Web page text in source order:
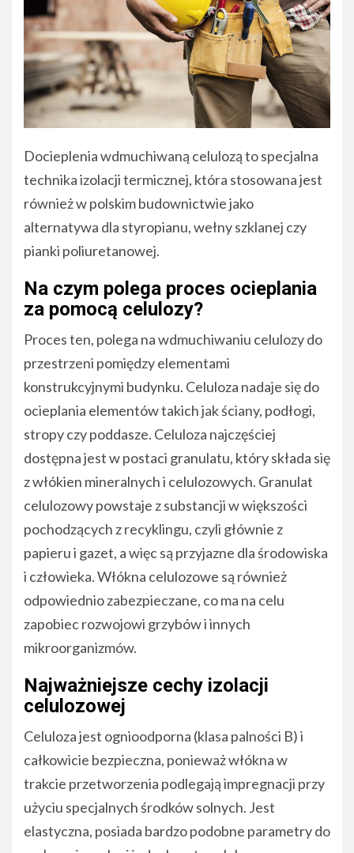
Docieplenia wdmuchiwaną celulozą to specjalna
technika izolacji termicznej, która stosowana jest
również w polskim budownictwie jako
alternatywa dla styropianu, wełny szklanej czy
pianki poliuretanowej.
Na czym polega proces ocieplania
za pomocą celulozy?
Proces ten, polega na wdmuchiwaniu celulozy do
przestrzeni pomiędzy elementami
konstrukcyjnymi budynku. Celuloza nadaje się do
ocieplania elementów takich jak ściany, podłogi,
stropy czy poddasze. Celuloza najczęściej
dostępna jest w postaci granulatu, który składa się
z włókien mineralnych i celulozowych. Granulat
celulozowy powstaje z substancji w większości
pochodzących z recyklingu, czyli głównie z
papieru i gazet, a więc są przyjazne dla środowiska
i człowieka. Włókna celulozowe są również
odpowiednio zabezpieczane, co ma na celu
zapobiec rozwojowi grzybów i innych
mikroorganizmów.
Najważniejsze cechy izolacji
celulozowej
Celuloza jest ognioodporna (klasa palności B) i
całkowicie bezpieczna, ponieważ włókna w
trakcie przetworzenia podlegają impregnacji przy
użyciu specjalnych środków solnych. Jest
elastyczna, posiada bardzo podobne parametry do